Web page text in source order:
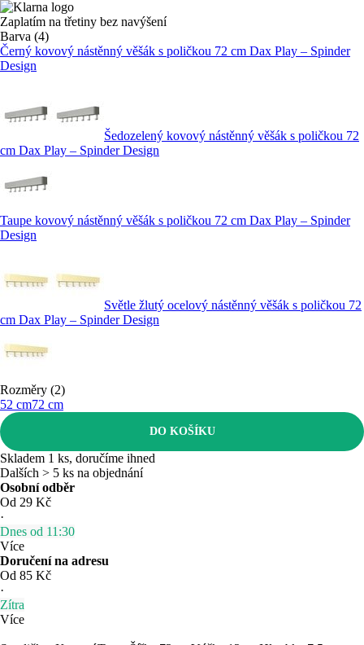
Zaplatím na třetiny bez navýšení
Barva (4)
Černý kovový nástěnný věšák s poličkou 72 cm Dax Play – Spinder
Design
Šedozelený kovový nástěnný věšák s poličkou 72
cm Dax Play – Spinder Design
Taupe kovový nástěnný věšák s poličkou 72 cm Dax Play – Spinder
Design
Světle žlutý ocelový nástěnný věšák s poličkou 72
cm Dax Play – Spinder Design
Rozměry (2)
52 cm72 cm
DO KOŠÍKU
Skladem 1 ks, doručíme ihned
Dalších > 5 ks na objednání
Osobní odběr
Od 29 Kč
·
Dnes od 11:30
Více
Doručení na adresu
Od 85 Kč
·
Zítra
Více